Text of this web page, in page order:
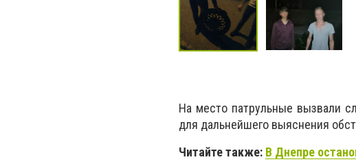
На место патрульные вызвали
для дальнейшего выяснения
Читайте также: В Днепре